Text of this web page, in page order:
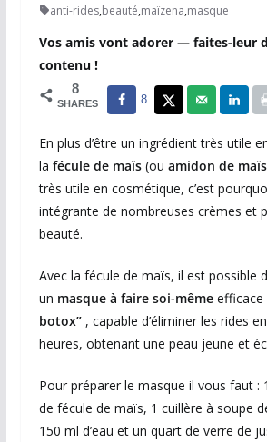
anti-rides,beauté,maïzena,masque
Vos amis vont adorer — faites-leur
contenu !
8
SHARES 8
En plus d’être un ingrédient très utile
la fécule de maïs(ou amidon de maïs
très utile en cosmétique, c’est
intégrante de nombreuses crèmes et
beauté.
Avec la fécule de maïs, il est possible
un masque à faire soi-mêmeefficace
botox”, capable d’éliminer les rides
heures, obtenant une peau jeune et
Pour préparer le masque il vous faut :
de fécule de maïs, 1 cuillère à soupe
150 ml d’eau et un quart de verre de